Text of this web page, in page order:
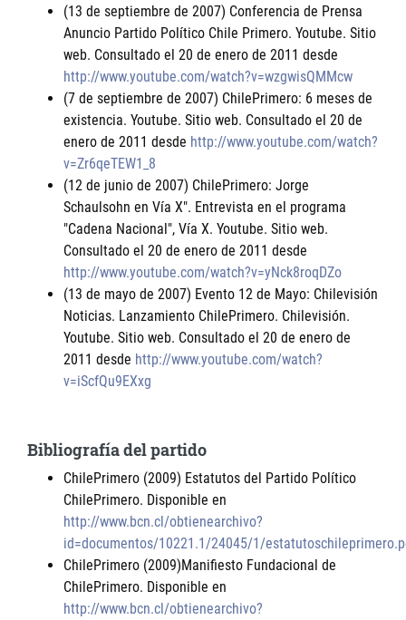
(13 de septiembre de 2007) Conferencia de Prensa
Anuncio Partido Político Chile Primero. Youtube. Sitio
web. Consultado el 20 de enero de 2011 desde
http://www.youtube.com/watch?v=wzgwisQMMcw
(7 de septiembre de 2007) ChilePrimero: 6 meses de
existencia. Youtube. Sitio web. Consultado el 20 de
enero de 2011 desde http://www.youtube.com/watch?
v=Zr6qeTEW1_8
(12 de junio de 2007) ChilePrimero: Jorge
Schaulsohn en Vía X". Entrevista en el programa
"Cadena Nacional", Vía X. Youtube. Sitio web.
Consultado el 20 de enero de 2011 desde
http://www.youtube.com/watch?v=yNck8roqDZo
(13 de mayo de 2007) Evento 12 de Mayo: Chilevisión
Noticias. Lanzamiento ChilePrimero. Chilevisión.
Youtube. Sitio web. Consultado el 20 de enero de
2011 desde http://www.youtube.com/watch?
v=iScfQu9EXxg
Bibliografía del partido
ChilePrimero (2009) Estatutos del Partido Político
ChilePrimero. Disponible en
http://www.bcn.cl/obtienearchivo?
id=documentos/10221.1/24045/1/
ChilePrimero (2009)Manifiesto Fundacional de
ChilePrimero. Disponible en
http://www.bcn.cl/obtienearchivo?